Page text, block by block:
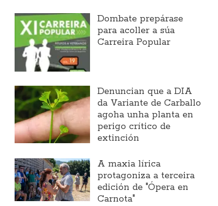
Dombate prepárase
para acoller a súa
Carreira Popular
Denuncian que a DIA
da Variante de Carballo
agoha unha planta en
perigo crítico de
extinción
A maxia lírica
protagoniza a terceira
edición de "Ópera en
Carnota"